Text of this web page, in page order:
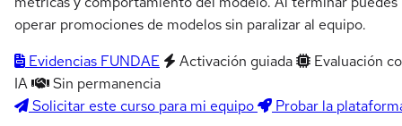
operar promociones de modelos sin paralizar al equipo.
Evidencias FUNDAE
Activación guiada
Evaluación
IA
Sin permanencia
Solicitar este curso para mi equipo
Probar la